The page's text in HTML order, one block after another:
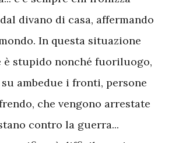
divano di casa, affermando
In questa situazione
è stupido nonché fuoriluogo,
ambedue i fronti, persone
che vengono arrestate
contro la guerra...